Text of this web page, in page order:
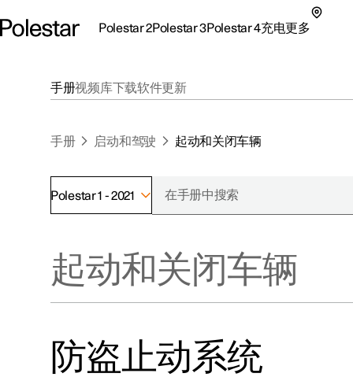
Polestar 2Polestar 3Polestar 4充电更多
探索Polestar 2
联系我们
探索Polestar 3
探索Polestar 4
探索充电
公共充电
车主服务
可持续性
新闻
（在新窗
手册视频库下载软件更新
手册 启动和驾驶 起动和关闭车辆
Polestar 1 - 2021
起动和关闭车辆
防盗止动系统